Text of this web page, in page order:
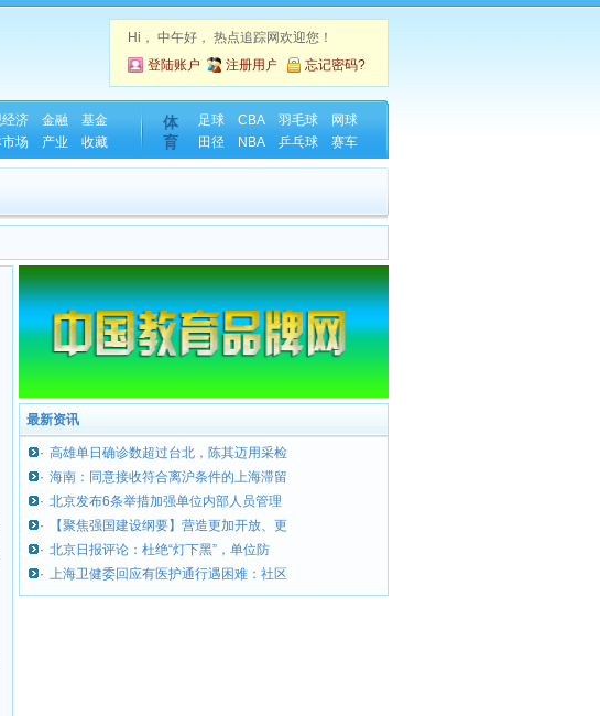
Hi， 中午好， 热点追踪网欢迎您！
登陆账户
注册用户 忘记密码?
济 金融
基金
场
产业 收藏
体
育
足球 CBA 羽毛球
网球
田径
NBA 乒乓球 赛车
最新资讯
· 高雄单日确诊数超过台北，陈其迈用采检
· 海南：同意接收符合离沪条件的上海滞留
· 北京发布6条举措加强单位内部人员管理
·
【聚焦强国建设纲要】营造更加开放、更
· 北京日报评论：杜绝“灯下黑”，单位防
· 上海卫健委回应有医护通行遇困难：社区